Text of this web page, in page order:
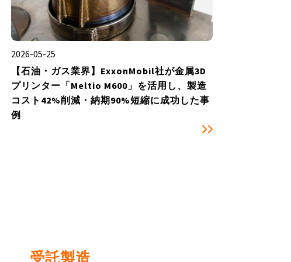
2026-05-25
【石油・ガス業界】ExxonMobil社が金属3D
プリンター「Meltio M600」を活用し、製造
コスト42%削減・納期90%短縮に成功した事
例
